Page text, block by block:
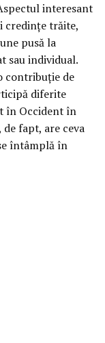
interesant
credinţe trăite,
pusă la
sau individual.
contribuţie de
diferite
în Occident în
fapt, are ceva
întâmplă în